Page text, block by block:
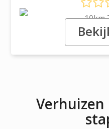
, 10km
Verhuizen